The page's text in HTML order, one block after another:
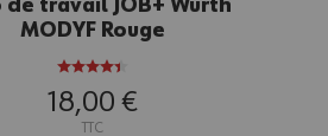
de travail JOB+ Würth
MODYF Rouge
18,00 €
TTC